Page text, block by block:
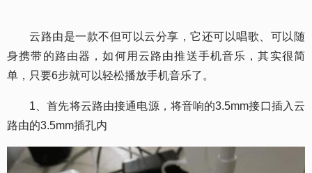
云路由是一款不但可以云分享，它还可以唱歌、可以随
身携带的路由器，如何用云路由推送手机音乐，其实很简
单，只要6步就可以轻松播放手机音乐了。
1、首先将云路由接通电源，将音响的3.5mm接口插入云
路由的3.5mm插孔内